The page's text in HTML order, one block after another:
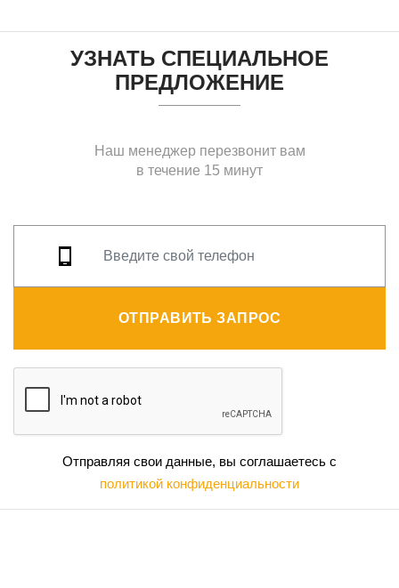
УЗНАТЬ СПЕЦИАЛЬНОЕ
ПРЕДЛОЖЕНИЕ
Наш менеджер перезвонит вам
в течение 15 минут
ОТПРАВИТЬ ЗАПРОС
Отправляя свои данные, вы соглашаетесь с
политикой конфиденциальности